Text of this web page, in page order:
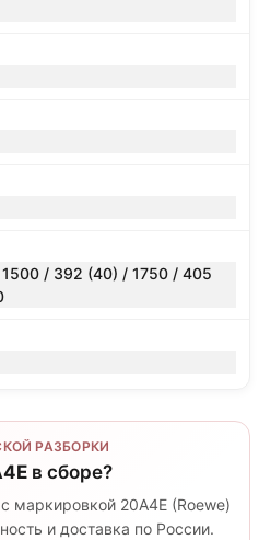
/ 392 (40) / 1750 / 405
РАЗБОРКИ
в сборе?
маркировкой 20A4E (Roewe)
и доставка по России.